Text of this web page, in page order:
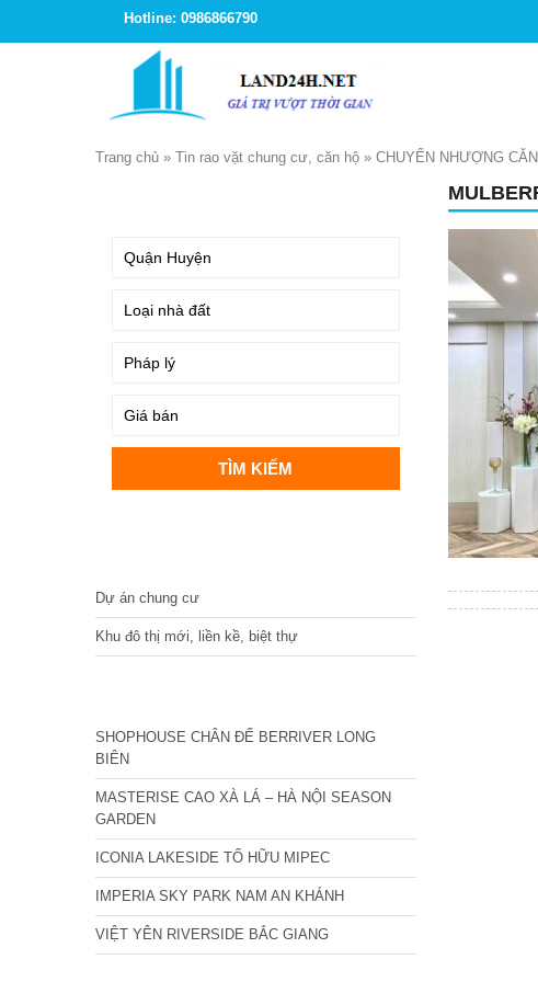
Hotline: 0986866790
Trang chủ » Tin rao vặt chung cư, căn hộ » CHUYỂN NHƯỢNG
Dự án chung cư
Khu đô thị mới, liền kề, biệt thự
SHOPHOUSE CHÂN ĐẾ BERRIVER LONG
BIÊN
MASTERISE CAO XÀ LÁ – HÀ NỘI SEASON
GARDEN
ICONIA LAKESIDE TỐ HỮU MIPEC
IMPERIA SKY PARK NAM AN KHÁNH
VIỆT YÊN RIVERSIDE BẮC GIANG